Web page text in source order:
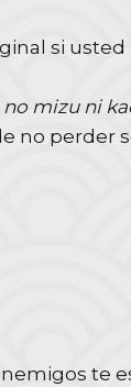
si
mizu ni
no perder
te